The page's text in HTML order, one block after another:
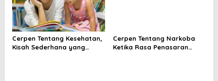
Cerpen Tentang Kesehatan,
Kisah Sederhana yang
Cerpen Tentang Narkoba
Ketika Rasa Penasaran